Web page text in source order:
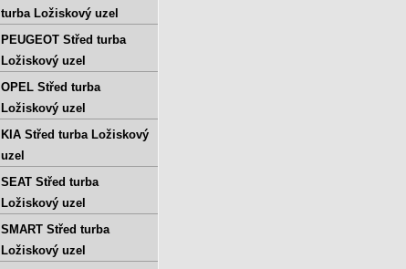
turba Ložiskový uzel
PEUGEOT Střed turba
Ložiskový uzel
OPEL Střed turba
Ložiskový uzel
KIA Střed turba Ložiskový
uzel
SEAT Střed turba
Ložiskový uzel
SMART Střed turba
Ložiskový uzel